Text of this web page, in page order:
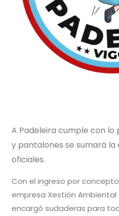
A Padeleira cumple con lo
y pantalones se sumará
oficiales.
Con el ingreso por
empresa Xestión
encargó sudaderas para